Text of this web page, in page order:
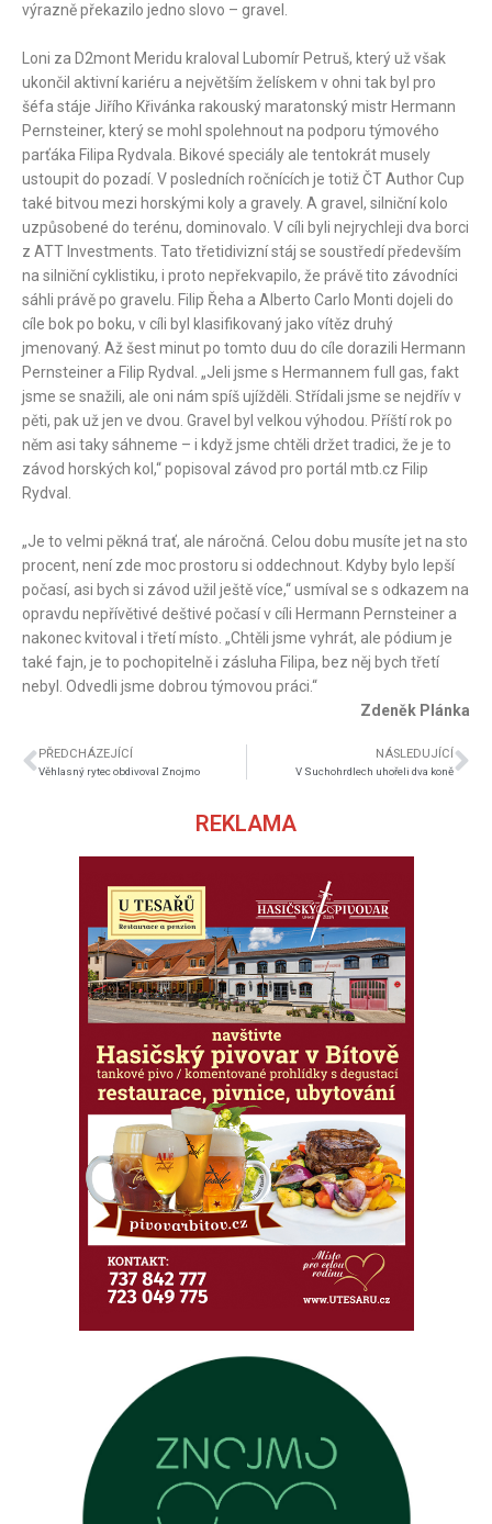
výrazně překazilo jedno slovo – gravel.
Loni za D2mont Meridu kraloval Lubomír Petruš, který už však
ukončil aktivní kariéru a největším želískem v ohni tak byl pro
šéfa stáje Jiřího Křivánka rakouský maratonský mistr Hermann
Pernsteiner, který se mohl spolehnout na podporu týmového
parťáka Filipa Rydvala. Bikové speciály ale tentokrát musely
ustoupit do pozadí. V posledních ročnících je totiž ČT Author Cup
také bitvou mezi horskými koly a gravely. A gravel, silniční kolo
uzpůsobené do terénu, dominovalo. V cíli byli nejrychleji dva borci
z ATT Investments. Tato třetidivizní stáj se soustředí především
na silniční cyklistiku, i proto nepřekvapilo, že právě tito závodníci
sáhli právě po gravelu. Filip Řeha a Alberto Carlo Monti dojeli do
cíle bok po boku, v cíli byl klasifikovaný jako vítěz druhý
jmenovaný. Až šest minut po tomto duu do cíle dorazili Hermann
Pernsteiner a Filip Rydval. „Jeli jsme s Hermannem full gas, fakt
jsme se snažili, ale oni nám spíš ujížděli. Střídali jsme se nejdřív v
pěti, pak už jen ve dvou. Gravel byl velkou výhodou. Příští rok po
něm asi taky sáhneme – i když jsme chtěli držet tradici, že je to
závod horských kol,“ popisoval závod pro portál mtb.cz Filip
Rydval.
„Je to velmi pěkná trať, ale náročná. Celou dobu musíte jet na sto
procent, není zde moc prostoru si oddechnout. Kdyby bylo lepší
počasí, asi bych si závod užil ještě více,“ usmíval se s odkazem na
opravdu nepřívětivé deštivé počasí v cíli Hermann Pernsteiner a
nakonec kvitoval i třetí místo. „Chtěli jsme vyhrát, ale pódium je
také fajn, je to pochopitelně i zásluha Filipa, bez něj bych třetí
nebyl. Odvedli jsme dobrou týmovou práci.“
Zdeněk Plánka
PŘEDCHÁZEJÍCÍ
Věhlasný rytec obdivoval Znojmo
NÁSLEDUJÍCÍ
V Suchohrdlech uhořeli dva koně
REKLAMA